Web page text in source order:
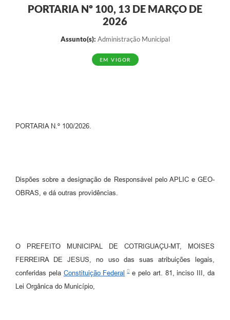
Ouvidoria
Editais
Enquete
PORTARIA Nº 100, 13 DE MARÇO DE
2026
Assunto(s): Administração Municipal
EM VIGOR
PORTARIA N.º 100/2026.
Dispões sobre a designação de Responsável pelo APLIC e GEO-
OBRAS, e dá outras providências.
O PREFEITO MUNICIPAL DE COTRIGUAÇU-MT, MOISES
FERREIRA DE JESUS, no uso das suas atribuições legais,
conferidas pela Constituição Federal
e pelo art. 81, inciso III, da
Lei Orgânica do Município,